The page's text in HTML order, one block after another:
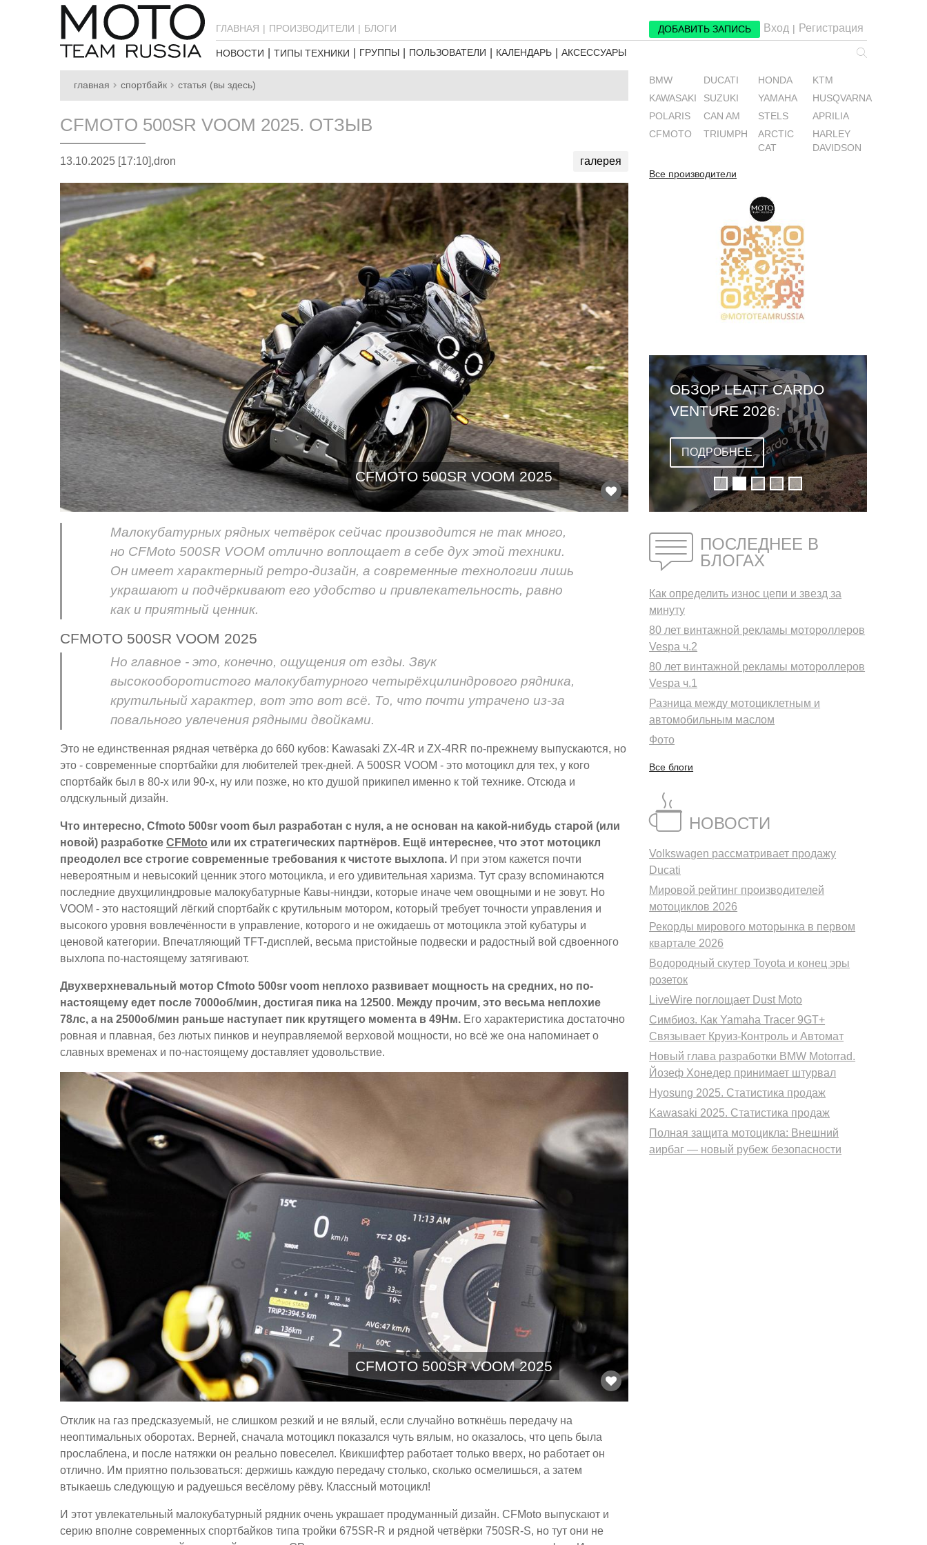
ГЛАВНАЯ ПРОИЗВОДИТЕЛИ БЛОГИ ДОБАВИТЬ ЗАПИСЬ Вход | Регистрация
НОВОСТИ ТИПЫ ТЕХНИКИ ГРУППЫ ПОЛЬЗОВАТЕЛИ КАЛЕНДАРЬ АКСЕССУАРЫ
главная спортбайк статья (вы здесь)
CFMOTO 500SR VOOM 2025. ОТЗЫВ
13.10.2025 [17:10],dron галерея
CFMOTO 500SR VOOM 2025
Малокубатурных рядных четвёрок сейчас производится не так много,
но CFMoto 500SR VOOM отлично воплощает в себе дух этой техники.
Он имеет характерный ретро-дизайн, а современные технологии лишь
украшают и подчёркивают его удобство и привлекательность, равно
как и приятный ценник.
CFMOTO 500SR VOOM 2025
Но главное - это, конечно, ощущения от езды. Звук
высокооборотистого малокубатурного четырёхцилиндрового рядника,
крутильный характер, вот это вот всё. То, что почти утрачено из-за
повального увлечения рядными двойками.
Это не единственная рядная четвёрка до 660 кубов: Kawasaki ZX-4R и ZX-4RR по-прежнему выпускаются, но
это - современные спортбайки для любителей трек-дней. А 500SR VOOM - это мотоцикл для тех, у кого
спортбайк был в 80-х или 90-х, ну или позже, но кто душой прикипел именно к той технике. Отсюда и
олдскульный дизайн.
Что интересно, Cfmoto 500sr voom был разработан с нуля, а не основан на какой-нибудь старой (или
новой) разработке CFMoto или их стратегических партнёров. Ещё интереснее, что этот мотоцикл
преодолел все строгие современные требования к чистоте выхлопа. И при этом кажется почти
невероятным и невысокий ценник этого мотоцикла, и его удивительная харизма. Тут сразу вспоминаются
последние двухцилиндровые малокубатурные Кавы-ниндзи, которые иначе чем овощными и не зовут. Но
VOOM - это настоящий лёгкий спортбайк с крутильным мотором, который требует точности управления и
высокого уровня вовлечённости в управление, которого и не ожидаешь от мотоцикла этой кубатуры и
ценовой категории. Впечатляющий TFT-дисплей, весьма пристойные подвески и радостный вой сдвоенного
выхлопа по-настоящему затягивают.
Двухверхневальный мотор Cfmoto 500sr voom неплохо развивает мощность на средних, но по-
настоящему едет после 7000об/мин, достигая пика на 12500. Между прочим, это весьма неплохие
78лс, а на 2500об/мин раньше наступает пик крутящего момента в 49Нм. Его характеристика достаточно
ровная и плавная, без лютых пинков и неуправляемой верховой мощности, но всё же она напоминает о
славных временах и по-настоящему доставляет удовольствие.
CFMOTO 500SR VOOM 2025
Отклик на газ предсказуемый, не слишком резкий и не вялый, если случайно воткнёшь передачу на
неоптимальных оборотах. Верней, сначала мотоцикл показался чуть вялым, но оказалось, что цепь была
прослаблена, и после натяжки он реально повеселел. Квикшифтер работает только вверх, но работает он
отлично. Им приятно пользоваться: держишь каждую передачу столько, сколько осмелишься, а затем
втыкаешь следующую и радуешься весёлому рёву. Классный мотоцикл!
И этот увлекательный малокубатурный рядник очень украшает продуманный дизайн. CFMoto выпускают и
серию вполне современных спортбайков типа тройки 675SR-R и рядной четвёрки 750SR-S, но тут они не
BMW DUCATI HONDA
KTM
KAWASAKI
SUZUKI YAMAHA
HUSQVARNA
POLARIS
CAN AM STELS
APRILIA
CFMOTO
TRIUMPH
ARCTIC
CAT
HARLEY
DAVIDSON
Все производители
ОБЗОР LEATT CARDO
VENTURE 2026:
ПЕРВЫЙ ШЛЕМ СО
ВСТРОЕННОЙ
ГАРНИТУРОЙ
ПОДРОБНЕЕ
ПОСЛЕДНЕЕ В
БЛОГАХ
Как определить износ цепи и звезд за
минуту
80 лет винтажной рекламы мотороллеров
Vespa ч.2
80 лет винтажной рекламы мотороллеров
Vespa ч.1
Разница между мотоциклетным и
автомобильным маслом
Фото
Все блоги
НОВОСТИ
Volkswagen рассматривает продажу
Ducati
Мировой рейтинг производителей
мотоциклов 2026
Рекорды мирового моторынка в первом
квартале 2026
Водородный скутер Toyota и конец эры
розеток
LiveWire поглощает Dust Moto
Симбиоз. Как Yamaha Tracer 9GT+
Связывает Круиз-Контроль и Автомат
Новый глава разработки BMW Motorrad.
Йозеф Хонедер принимает штурвал
Hyosung 2025. Статистика продаж
Kawasaki 2025. Статистика продаж
Полная защита мотоцикла: Внешний
аирбаг — новый рубеж безопасности